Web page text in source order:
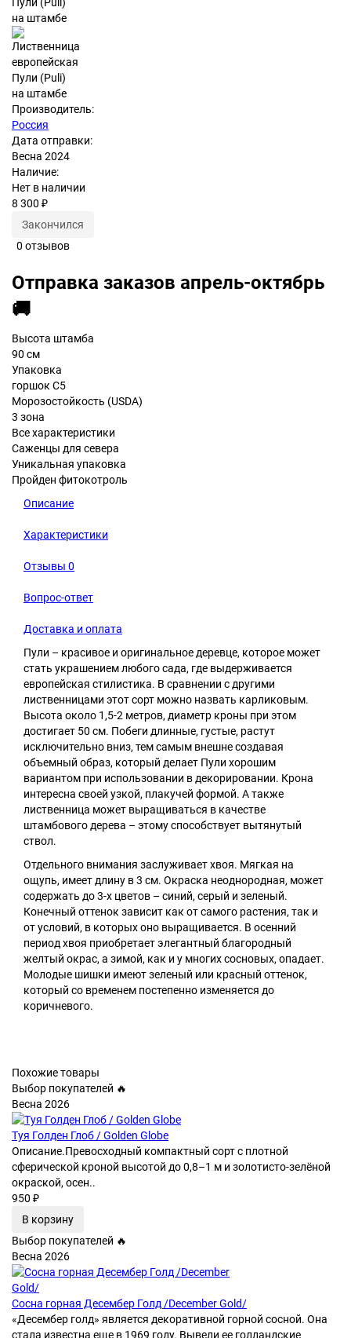
Производитель:
Россия
Дата отправки:
Весна 2024
Наличие:
Нет в наличии
8 300 ₽
Закончился
0 отзывов
Отправка заказов апрель-октябрь
🚚
Высота штамба
90 см
Упаковка
горшок С5
Морозостойкость (USDA)
3 зона
Все характеристики
Саженцы для севера
Уникальная упаковка
Пройден фитокотроль
Описание
Характеристики
Отзывы 0
Вопрос-ответ
Доставка и оплата
Пули – красивое и оригинальное деревце, которое может
стать украшением любого сада, где выдерживается
европейская стилистика. В сравнении с другими
лиственницами этот сорт можно назвать карликовым.
Высота около 1,5-2 метров, диаметр кроны при этом
достигает 50 см. Побеги длинные, густые, растут
исключительно вниз, тем самым внешне создавая
объемный образ, который делает Пули хорошим
вариантом при использовании в декорировании. Крона
интересна своей узкой, плакучей формой. А также
лиственница может выращиваться в качестве
штамбового дерева – этому способствует вытянутый
ствол.
Отдельного внимания заслуживает хвоя. Мягкая на
ощупь, имеет длину в 3 см. Окраска неоднородная, может
содержать до 3-х цветов – синий, серый и зеленый.
Конечный оттенок зависит как от самого растения, так и
от условий, в которых оно выращивается. В осенний
период хвоя приобретает элегантный благородный
желтый окрас, а зимой, как и у многих сосновых, опадает.
Молодые шишки имеют зеленый или красный оттенок,
который со временем постепенно изменяется до
коричневого.
Похожие товары
Выбор покупателей 🔥
Весна 2026
Туя Голден Глоб / Golden Globe
Описание.Превосходный компактный сорт с плотной
сферической кроной высотой до 0,8–1 м и золотисто-зелёной
окраской, осен..
950 ₽
В корзину
Выбор покупателей 🔥
Весна 2026
Сосна горная Десембер Голд /December Gold/
«Десембер голд» является декоративной горной сосной. Она
стала известна еще в 1969 году. Вывели ее голландские